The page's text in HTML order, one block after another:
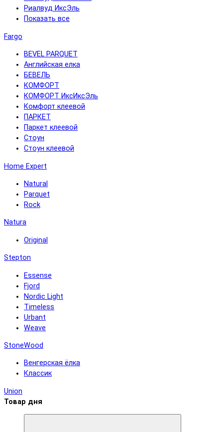
Риалвуд ИксЭль
Показать все
Fargo
BEVEL PARQUET
Английская елка
БЕВЕЛЬ
КОМФОРТ
КОМФОРТ ИксИксЭль
Комфорт клеевой
ПАРКЕТ
Паркет клеевой
Стоун
Стоун клеевой
Home Expert
Natural
Parquet
Rock
Natura
Original
Stepton
Essense
Fjord
Nordic Light
Timeless
Urbant
Weave
StoneWood
Венгерская ёлка
Классик
Union
Товар дня